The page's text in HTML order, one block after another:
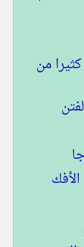
كثيرا من